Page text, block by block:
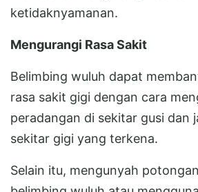
ketidaknyamanan.
Mengurangi Rasa Sakit
Belimbing wuluh dapat
rasa sakit gigi dengan cara
peradangan di sekitar gusi dan
sekitar gigi yang terkena.
Selain itu, mengunyah